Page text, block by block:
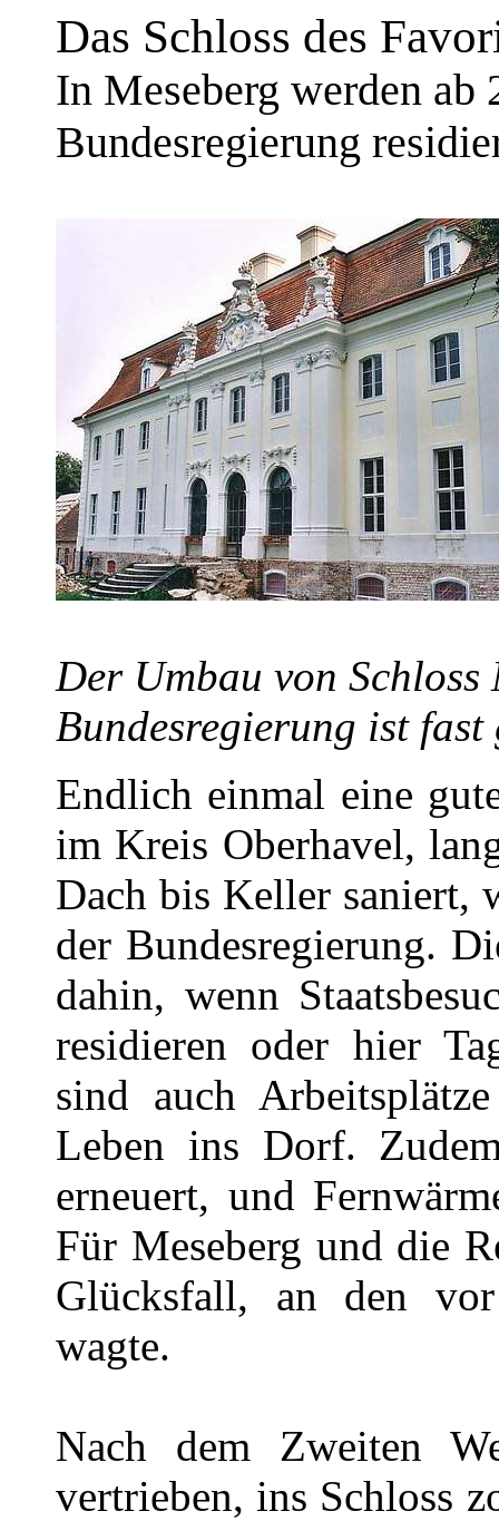
Das Schloss des
In Meseberg werden ab
Bundesregierung
Der Umbau von Schloss
Bundesregierung ist
Endlich einmal eine
im Kreis Oberhavel,
Dach bis Keller saniert,
der Bundesregierung.
dahin, wenn
residieren oder hier
sind auch
Leben ins Dorf.
erneuert, und
Für Meseberg und die
Glücksfall, an den
wagte.
Nach dem Zweiten
vertrieben, ins Schloss